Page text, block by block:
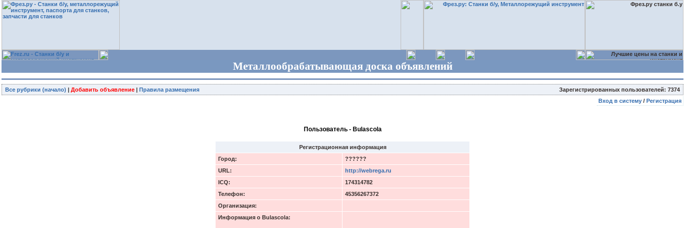
Металлообрабатывающая доска объявлений
Все рубрики (начало) | Добавить объявление | Правила размещения
Зарегистрированных пользователей: 7374
Вход в систему / Регистрация
Пользователь - Bulascola
Регистрационная информация
Город:
??????
URL:
http://webrega.ru
ICQ:
174314782
Телефон:
45356267372
Организация:
Информация о Bulascola: